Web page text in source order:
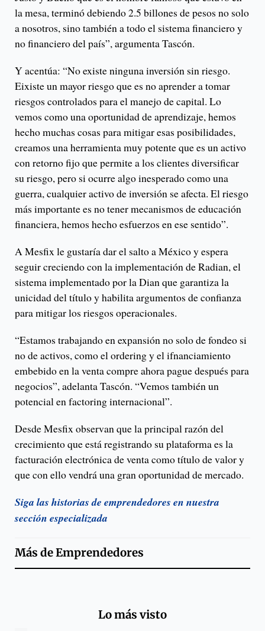
la mesa, terminó debiendo 2.5 billones de pesos no solo
a nosotros, sino también a todo el sistema financiero y
no financiero del país”, argumenta Tascón.
Y acentúa: “No existe ninguna inversión sin riesgo.
Eixiste un mayor riesgo que es no aprender a tomar
riesgos controlados para el manejo de capital. Lo
vemos como una oportunidad de aprendizaje, hemos
hecho muchas cosas para mitigar esas posibilidades,
creamos una herramienta muy potente que es un activo
con retorno fijo que permite a los clientes diversificar
su riesgo, pero si ocurre algo inesperado como una
guerra, cualquier activo de inversión se afecta. El riesgo
más importante es no tener mecanismos de educación
financiera, hemos hecho esfuerzos en ese sentido”.
A Mesfix le gustaría dar el salto a México y espera
seguir creciendo con la implementación de Radian, el
sistema implementado por la Dian que garantiza la
unicidad del título y habilita argumentos de confianza
para mitigar los riesgos operacionales.
“Estamos trabajando en expansión no solo de fondeo si
no de activos, como el ordering y el ifnanciamiento
embebido en la venta compre ahora pague después para
negocios”, adelanta Tascón. “Vemos también un
potencial en factoring internacional”.
Desde Mesfix observan que la principal razón del
crecimiento que está registrando su plataforma es la
facturación electrónica de venta como título de valor y
que con ello vendrá una gran oportunidad de mercado.
Siga las historias de emprendedores en nuestra
sección especializada
Más deEmprendedores
Lo más visto